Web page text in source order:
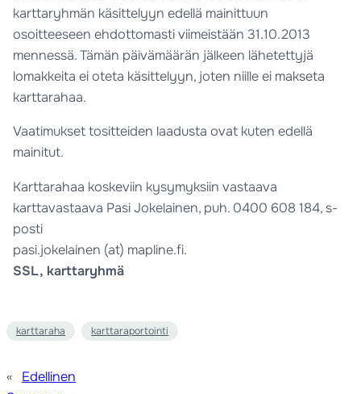
karttaryhmän käsittelyyn edellä mainittuun
osoitteeseen ehdottomasti viimeistään 31.10.2013
mennessä. Tämän päivämäärän jälkeen lähetettyjä
lomakkeita ei oteta käsittelyyn, joten niille ei makseta
karttarahaa.
Vaatimukset tositteiden laadusta ovat kuten edellä
mainitut.
Karttarahaa koskeviin kysymyksiin vastaava
karttavastaava Pasi Jokelainen, puh. 0400 608 184, s-
posti
pasi.jokelainen (at) mapline.fi.
SSL, karttaryhmä
karttaraha karttaraportointi
«
Edellinen